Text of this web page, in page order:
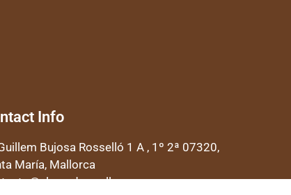
Info
Bujosa Rosselló 1 A , 1º 2ª 07320,
María, Mallorca